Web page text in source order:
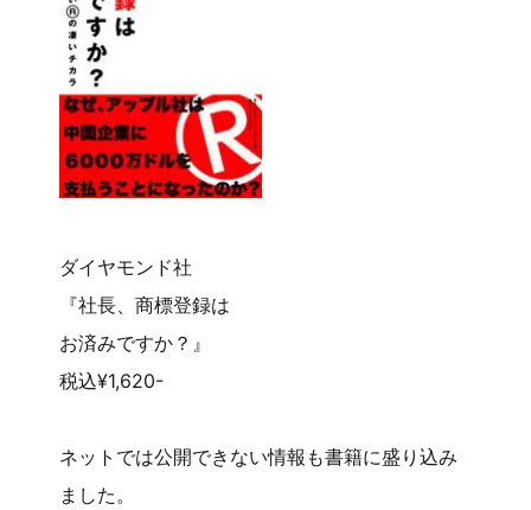
ダイヤモンド社
『社長、商標登録は
お済みですか？』
税込¥1,620-
ネットでは公開できない情報も書籍に盛り込み
ました。